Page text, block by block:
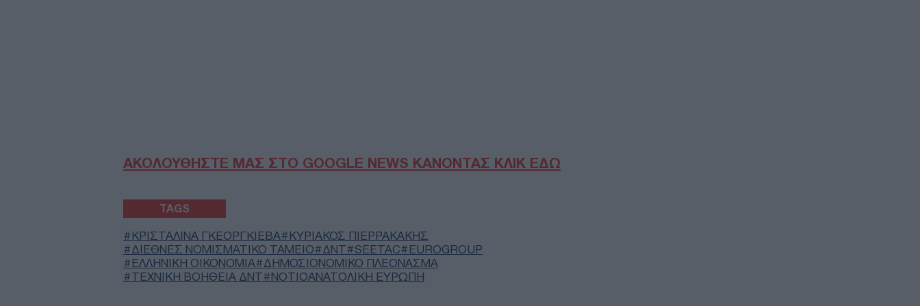
ΑΚΟΛΟΥΘΗΣΤΕ ΜΑΣ ΣΤΟ GOOGLE NEWS ΚΑΝΟΝΤΑΣ ΚΛΙΚ ΕΔΩ
TAGS
ΚΡΙΣΤΑΛΙΝΑ ΓΚΕΟΡΓΚΙΕΒΑ
ΚΥΡΙΑΚΟΣ ΠΙΕΡΡΑΚΑΚΗΣ
ΔΙΕΘΝΕΣ ΝΟΜΙΣΜΑΤΙΚΟ ΤΑΜΕΙΟ
ΔΝΤ SEETAC
EUROGROUP
ΕΛΛΗΝΙΚΗ ΟΙΚΟΝΟΜΙΑ
ΔΗΜΟΣΙΟΝΟΜΙΚΟ ΠΛΕΟΝΑΣΜΑ
ΤΕΧΝΙΚΉ ΒΟΉΘΕΙΑ ΔΝΤ
ΝΟΤΙΟΑΝΑΤΟΛΙΚΗ ΕΥΡΩΠΗ